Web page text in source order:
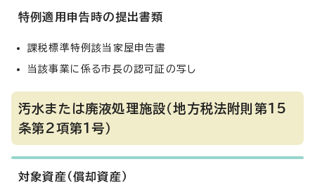
特例適用申告時の提出書類
課税標準特例該当家屋申告書
当該事業に係る市長の認可証の写し
汚水または廃液処理施設（地方税法附則第15
条第2項第1号）
対象資産（償却資産）